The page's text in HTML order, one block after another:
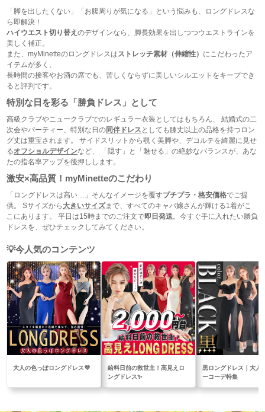
「脚を出したくない」「お腹周りが気になる」という悩みも、ロングドレスな
ら即解決！
ハイウエスト切り替えのデザインなら、脚長効果を出しつつウエストラインを
美しく補正。
また、myMinetteのロングドレスはストレッチ素材（伸縮性） にこだわったア
イテムが多く、
長時間の接客やお酒の席でも、苦しくならずに美しいシルエットをキープでき
ると評判です。
特別な日を彩る「勝負ドレス」として
高級クラブやニュークラブでのレギュラー衣装としてはもちろん、 結婚式の二
次会やパーティー、特別な日の同伴ドレス としても膝丈以上の品格を持つロン
グ丈は重宝されます。 サイドスリットから覗く美脚や、デコルテを綺麗に見せ
るオフショルデザインなど、 「隠す」と「魅せる」の絶妙なバランスが、あな
たの指名率アップを後押しします。
激安×高品質！myMinetteのこだわり
「ロングドレスは高い…」そんなイメージを覆すプチプラ・格安価格でご提
供。 Sサイズから大きいサイズまで、すべてのキャバ嬢さんが輝ける1着がこ
こにあります。 平日は15時までのご注文で即日発送。今すぐ手に入れたい勝負
ドレスを、ぜひチェックしてみてください。
今人気のコンテンツ
大人の色っぽロングドレス💜
給料日前の救世主！高見えロ
ングドレス✨
黒ロングドレス｜大人
ーコーデ特集